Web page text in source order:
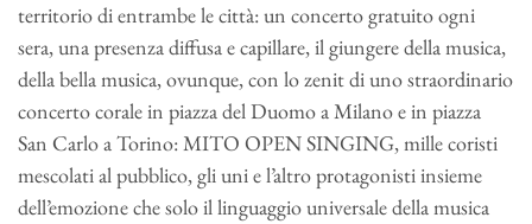
territorio di entrambe le città: un concerto gratuito ogni
sera, una presenza diffusa e capillare, il giungere della musica,
della bella musica, ovunque, con lo zenit di uno straordinario
concerto corale in piazza del Duomo a Milano e in piazza
San Carlo a Torino: MITO OPEN SINGING, mille coristi
mescolati al pubblico, gli uni e l’altro protagonisti insieme
dell’emozione che solo il linguaggio universale della musica